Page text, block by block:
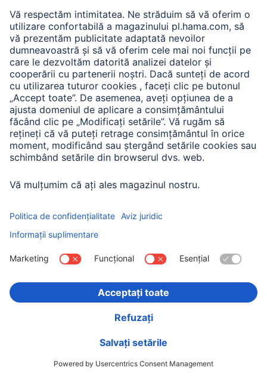
00041955
Variante: Lungime (4)
190,90 RON
Hama Cablu VGA, miez de ferită, dublu ecranat, 10 m